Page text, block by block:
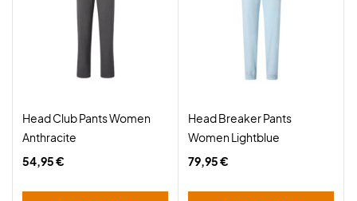
Head Club Pants Women
Anthracite
54,95 €
Head Breaker Pants
Women Lightblue
79,95 €